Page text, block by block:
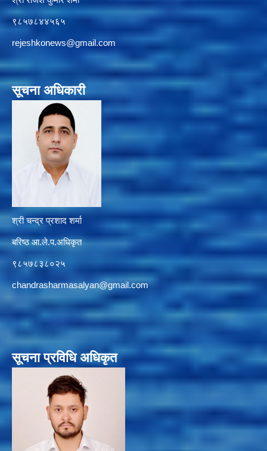
९८५७८४४५६५
rejeshkonews@gmail.com
सूचना अधिकारी
श्री चन्द्र प्रशाद शर्मा
बरिष्ठ आ.ले.प.अधिकृत
९८५७८३८०२५
chandrasharmasalyan@gmail.com
सूचना प्रविधि अधिकृत